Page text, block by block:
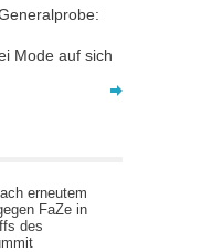
Mode auf sich
erneutem
FaZe in
des